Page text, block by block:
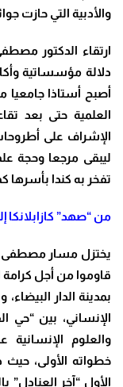
والأدبية التي حازت
ارتقاء الدكتور
دلالة مؤسساتية
أصبح أستاذا جامعيا
العلمية حتى بعد
الإشراف على أطروحات
ليبقى مرجعا وحجة
تفخر به كندا
من “صهد” كازابلانكا
يختزل مسار مصطفى
بمدينة الدار
الإنساني، بين “حي
والعلوم الإنسانية
خطواته الأولى، حيث